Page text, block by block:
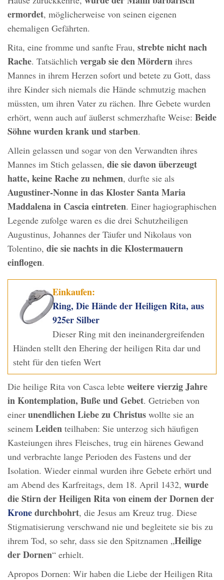
ermordet, möglicherweise von seinen eigenen
ehemaligen Gefährten.
Rita, eine fromme und sanfte Frau, strebte nicht nach
Rache. Tatsächlich vergab sie den Mördern ihres
Mannes in ihrem Herzen sofort und betete zu Gott, dass
ihre Kinder sich niemals die Hände schmutzig machen
müssten, um ihren Vater zu rächen. Ihre Gebete wurden
erhört, wenn auch auf äußerst schmerzhafte Weise: Beide
Söhne wurden krank und starben.
Allein gelassen und sogar von den Verwandten ihres
Mannes im Stich gelassen, die sie davon überzeugt
hatte, keine Rache zu nehmen, durfte sie als
Augustiner-Nonne in das Kloster Santa Maria
Maddalena in Cascia eintreten. Einer hagiographischen
Legende zufolge waren es die drei Schutzheiligen
Augustinus, Johannes der Täufer und Nikolaus von
Tolentino, die sie nachts in die Klostermauern
einflogen.
Einkaufen:
Ring, Die Hände der Heiligen Rita, aus
925er Silber
Dieser Ring mit den ineinandergreifenden
Händen stellt den Ehering der heiligen Rita dar und
steht für den tiefen Wert
Die heilige Rita von Casca lebte weitere vierzig Jahre
in Kontemplation, Buße und Gebet. Getrieben von
einer unendlichen Liebe zu Christus wollte sie an
seinem Leiden teilhaben: Sie unterzog sich häufigen
Kasteiungen ihres Fleisches, trug ein härenes Gewand
und verbrachte lange Perioden des Fastens und der
Isolation. Wieder einmal wurden ihre Gebete erhört und
am Abend des Karfreitags, dem 18. April 1432, wurde
die Stirn der Heiligen Rita von einem der Dornen der
Kronedurchbohrt, die Jesus am Kreuz trug. Diese
Stigmatisierung verschwand nie und begleitete sie bis zu
ihrem Tod, so sehr, dass sie den Spitznamen „Heilige
der Dornen“ erhielt.
Apropos Dornen: Wir haben die Liebe der Heiligen Rita